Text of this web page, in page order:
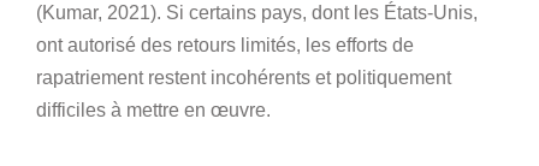
(Kumar, 2021). Si certains pays, dont les États-Unis,
ont autorisé des retours limités, les efforts de
rapatriement restent incohérents et politiquement
difficiles à mettre en œuvre.